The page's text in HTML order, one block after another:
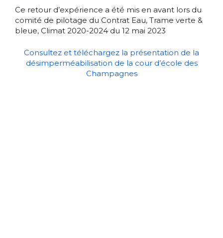
Ce retour d’expérience a été mis en avant lors du
comité de pilotage du Contrat Eau, Trame verte &
bleue, Climat 2020-2024 du 12 mai 2023
Consultez et téléchargez la présentation de la
désimperméabilisation de la cour d’école des
Champagnes